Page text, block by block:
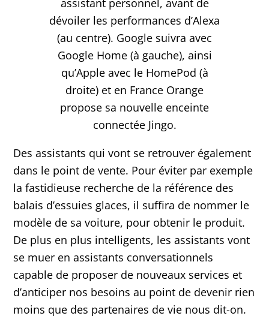
assistant personnel, avant de
dévoiler les performances d’Alexa
(au centre). Google suivra avec
Google Home (à gauche), ainsi
qu’Apple avec le HomePod (à
droite) et en France Orange
propose sa nouvelle enceinte
connectée Jingo.
Des assistants qui vont se retrouver également
dans le point de vente. Pour éviter par exemple
la fastidieuse recherche de la référence des
balais d’essuies glaces, il suffira de nommer le
modèle de sa voiture, pour obtenir le produit.
De plus en plus intelligents, les assistants vont
se muer en assistants conversationnels
capable de proposer de nouveaux services et
d’anticiper nos besoins au point de devenir rien
moins que des partenaires de vie nous dit-on.